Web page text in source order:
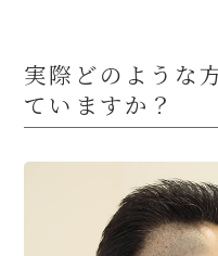
実際どのような
ていますか？